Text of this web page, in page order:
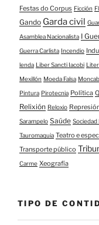
Festas do Corpus Ficción
Gando Garda civil
Asamblea Nacionalista I
Guerra Carlista Incendio
lenda Liber Sancti Iacobi
Mexillón Moeda Falsa
Pintura Pirotecnia Política
Relixión Reloxio
Sarampelo Saúde Sociedad
Tauromaquia Teatro e
Transporte público
Carme Xeografía
TIPO DE